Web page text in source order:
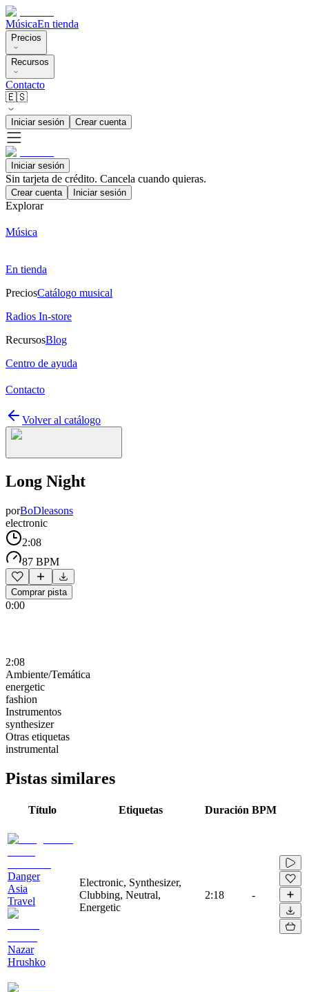
MúsicaEn tienda
Precios
Recursos
Contacto
🇪🇸
Iniciar sesión Crear cuenta
Iniciar sesión
Sin tarjeta de crédito. Cancela cuando quieras.
Crear cuenta Iniciar sesión
Explorar
Música
En tienda
PreciosCatálogo musical
Radios In-store
RecursosBlog
Centro de ayuda
Contacto
Volver al catálogo
Long Night
porBoDleasons
electronic
2:08
87 BPM
Comprar pista
0:00
2:08
Ambiente/Temática
energetic
fashion
Instrumentos
synthesizer
Otras etiquetas
instrumental
Pistas similares
Título Etiquetas Duración BPM
Danger
Asia
Travel
Nazar
Hrushko
Electronic, Synthesizer,
Clubbing, Neutral,
Energetic
2:18 -